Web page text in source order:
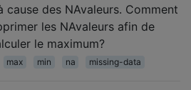
cause des NAvaleurs. Comment
les NAvaleurs afin de
le maximum?
max min na missing-data